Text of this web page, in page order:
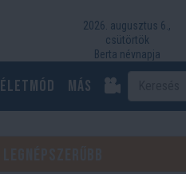
2026. augusztus 6.,
csütörtök
Berta névnapja
Életmód más